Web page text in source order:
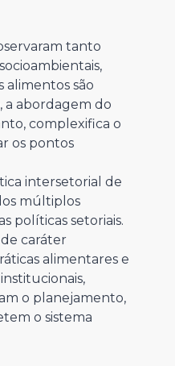
tanto
alimentos são
a abordagem do
complexifica o
os pontos
intersetorial de
múltiplos
políticas setoriais.
caráter
alimentares e
o planejamento,
o sistema